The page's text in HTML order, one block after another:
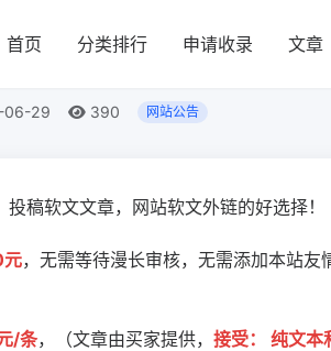
首页 分类排行 申请收录 文章
永久收录，投
06-29 390 网站公告
稿软文文章，网站软文外链的好选择！
，无需等待漫长审核，无需添加本站友
/条，（文章由买家提供， 接受： 纯文本